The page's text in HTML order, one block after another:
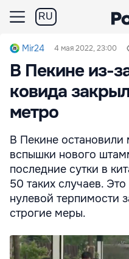
RU
Mir24 4 мая 2022, 23:00
В Пекине из-
ковида
метро
В Пекине остановили
вспышки нового
последние сутки в
50 таких случаев.
нулевой терпимости
строгие меры.